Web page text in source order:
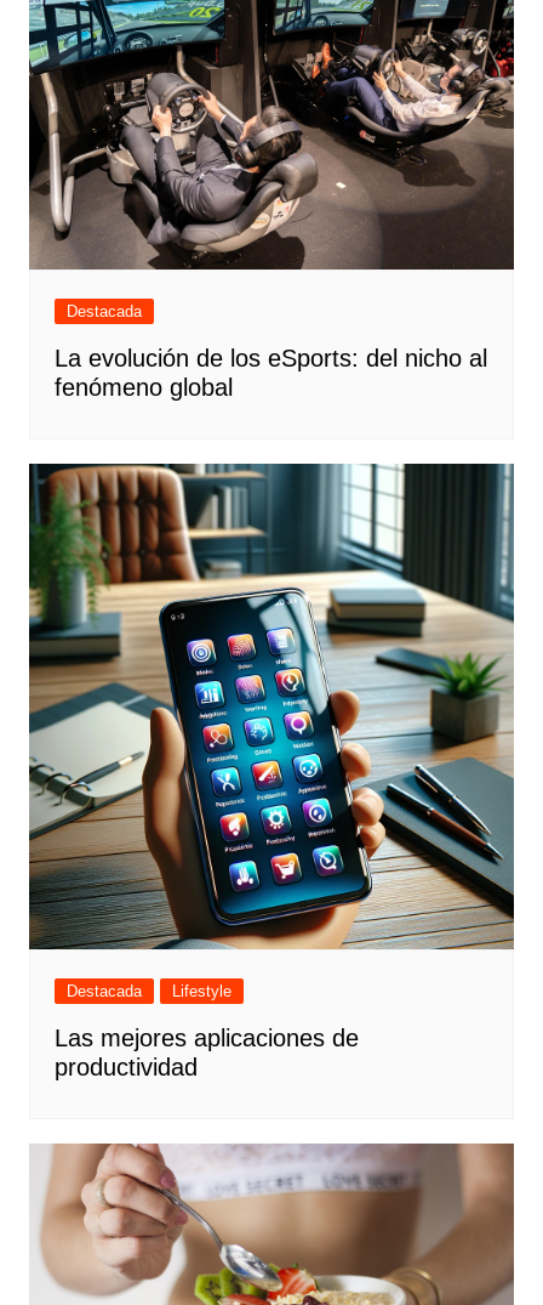
Destacada
La evolución de los eSports: del nicho al
fenómeno global
Destacada Lifestyle
Las mejores aplicaciones de
productividad